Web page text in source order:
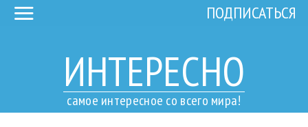
ИНТЕРЕСНО
самое интересное со всего мира!
ПОДПИСАТЬСЯ